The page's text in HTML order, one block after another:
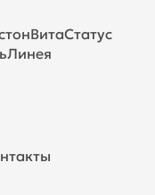
ВитаСтатус
Линея